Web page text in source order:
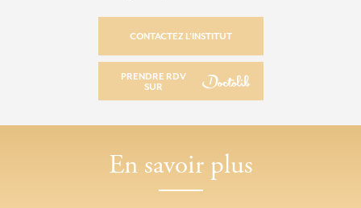
CONTACTEZ L’INSTITUT
PRENDRE RDV
SUR
PRENDRE RDV SUR
En savoir plus